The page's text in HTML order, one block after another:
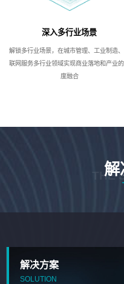
深入多行业场景
解锁多行业场景，在城市管理、工业制造、
联网服务多行业领域实现商业落地和产业
度融合
解
THE
解决方案
SOLUTION